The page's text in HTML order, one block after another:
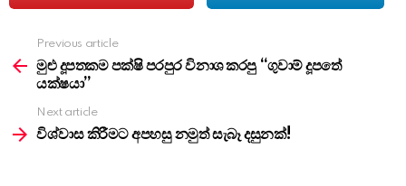
more
Previous article
මුළු දූපතකම පක්ෂි පරපුර විනාශ කරපු “ගුවාම් දූපතේ
යක්ෂයා”
Next article
විශ්වාස කිරීමට අපහසු නමුත් සැබෑ දසුනක්!